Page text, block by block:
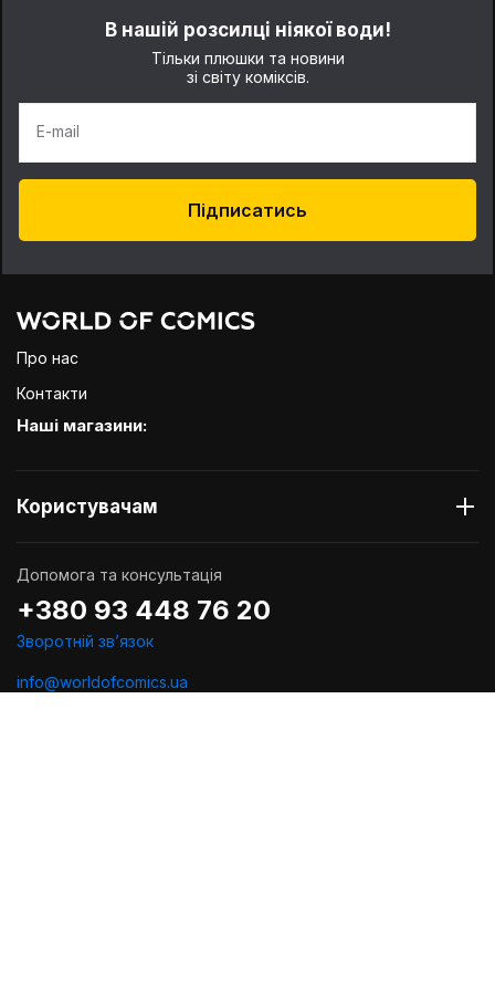
В нашій розсилці ніякої води!
Тільки плюшки та новини
зі світу коміксів.
E-mail
Підписатись
Про нас
Контакти
Наші магазини:
Користувачам
Допомога та консультація
+380 93 448 76 20
Зворотній звʼязок
info@worldofcomics.ua